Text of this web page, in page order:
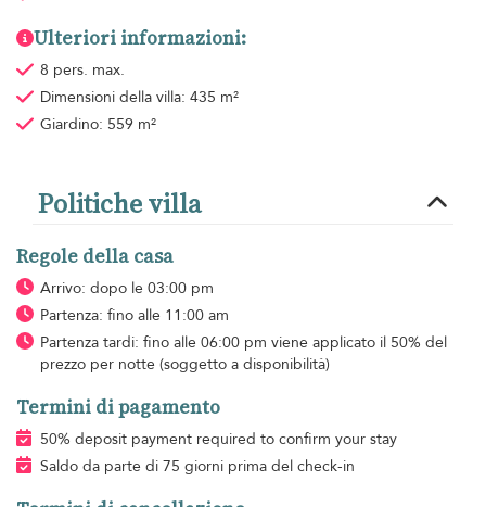
Ulteriori informazioni:
8 pers. max.
Dimensioni della villa: 435 m²
Giardino: 559 m²
Politiche villa
Regole della casa
Arrivo: dopo le 03:00 pm
Partenza: fino alle 11:00 am
Partenza tardi: fino alle 06:00 pm viene applicato il 50% del
prezzo per notte (soggetto a disponibilità)
Termini di pagamento
50% deposit payment required to confirm your stay
Saldo da parte di 75 giorni prima del check-in